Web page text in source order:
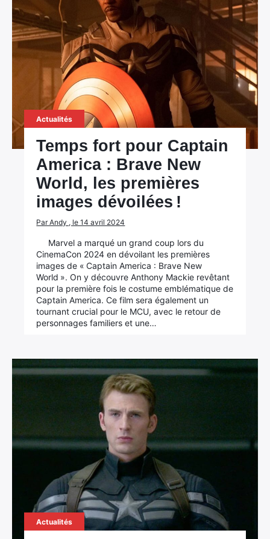
Actualités
Temps fort pour Captain
America : Brave New
World, les premières
images dévoilées !
Par Andy , le 14 avril 2024
Marvel a marqué un grand coup lors du
CinemaCon 2024 en dévoilant les premières
images de « Captain America : Brave New
World ». On y découvre Anthony Mackie revêtant
pour la première fois le costume emblématique de
Captain America. Ce film sera également un
tournant crucial pour le MCU, avec le retour de
personnages familiers et une…
Actualités
×
Rechercher